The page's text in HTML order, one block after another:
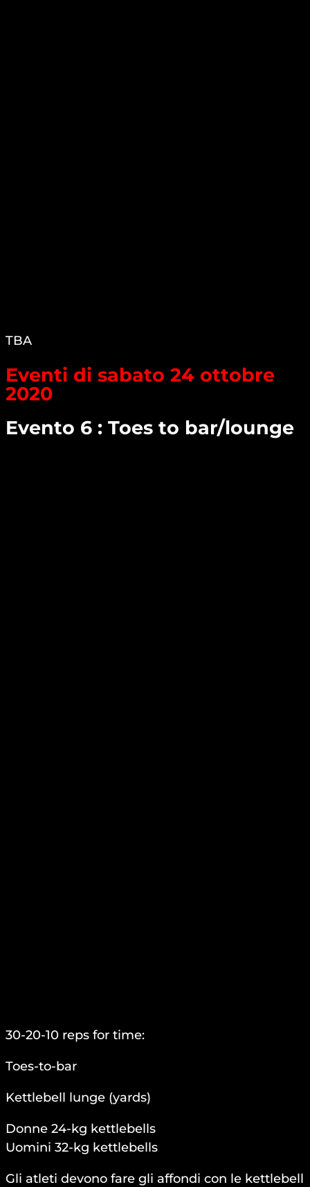
TBA
Eventi di sabato 24 ottobre
2020
Evento 6 : Toes to bar/lounge
30-20-10 reps for time:
Toes-to-bar
Kettlebell lunge (yards)
Donne 24-kg kettlebells
Uomini 32-kg kettlebells
Gli atleti devono fare gli affondi con le kettlebell